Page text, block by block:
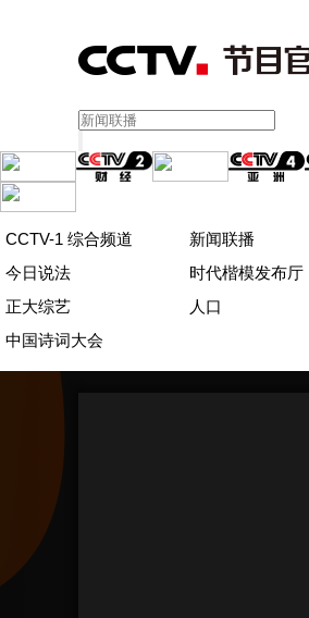
CCTV-1 综合频道 新闻联播
今日说法
时代楷模发布厅
正大综艺
人口
中国诗词大会